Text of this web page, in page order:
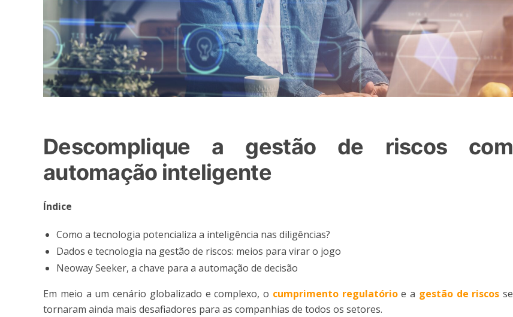
Descomplique a gestão de riscos com
automação inteligente
Índice
Como a tecnologia potencializa a inteligência nas diligências?
Dados e tecnologia na gestão de riscos: meios para virar o jogo
Neoway Seeker, a chave para a automação de decisão
Em meio a um cenário globalizado e complexo, o cumprimento regulatórioe a gestão de riscos se
tornaram ainda mais desafiadores para as companhias de todos os setores.